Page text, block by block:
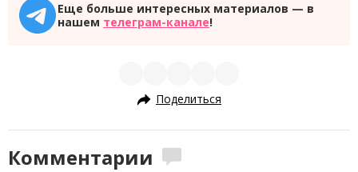
Еще больше интересных материалов — в
нашем телеграм-канале!
Поделиться
Комментарии